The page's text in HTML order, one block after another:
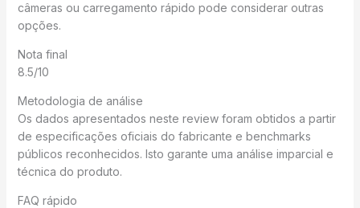
câmeras ou carregamento rápido pode considerar outras
opções.
Nota final
8.5/10
Metodologia de análise
Os dados apresentados neste review foram obtidos a partir
de especificações oficiais do fabricante e benchmarks
públicos reconhecidos. Isto garante uma análise imparcial e
técnica do produto.
FAQ rápido